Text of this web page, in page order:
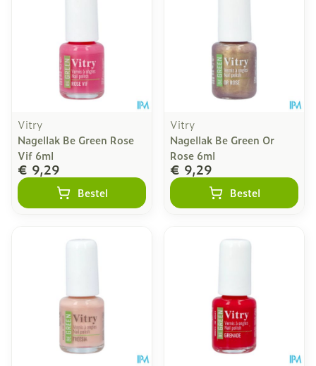
Vitry
Nagellak Be Green Rose
Vif 6ml
€ 9,29
Bestel
Vitry
Nagellak Be Green Or
Rose 6ml
€ 9,29
Bestel